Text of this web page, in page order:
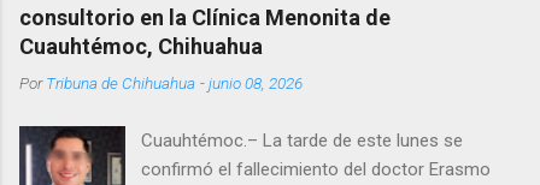
consultorio en la Clínica Menonita de
Cuauhtémoc, Chihuahua
PorTribuna de Chihuahua -junio 08, 2026
Cuauhtémoc.– La tarde de este lunes se
confirmó el fallecimiento del doctor Erasmo